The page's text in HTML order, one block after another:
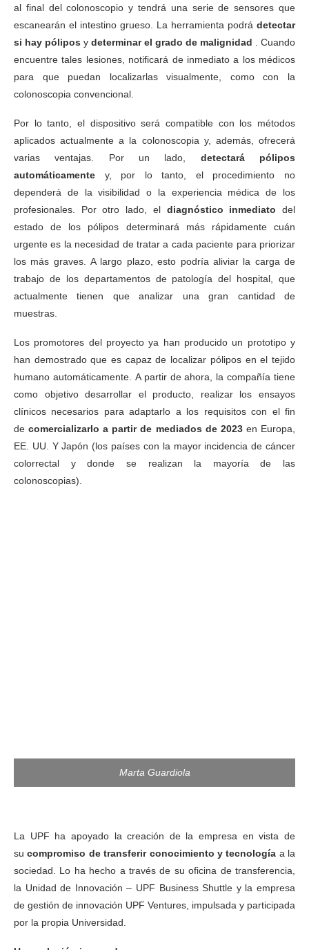
al final del colonoscopio y tendrá una serie de sensores que
escanearán el intestino grueso. La herramienta podrá detectar
si hay pólipos y determinar el grado de malignidad . Cuando
encuentre tales lesiones, notificará de inmediato a los médicos
para que puedan localizarlas visualmente, como con la
colonoscopia convencional.
Por lo tanto, el dispositivo será compatible con los métodos
aplicados actualmente a la colonoscopia y, además, ofrecerá
varias ventajas. Por un lado, detectará pólipos
automáticamente y, por lo tanto, el procedimiento no
dependerá de la visibilidad o la experiencia médica de los
profesionales. Por otro lado, el diagnóstico inmediato del
estado de los pólipos determinará más rápidamente cuán
urgente es la necesidad de tratar a cada paciente para priorizar
los más graves. A largo plazo, esto podría aliviar la carga de
trabajo de los departamentos de patología del hospital, que
actualmente tienen que analizar una gran cantidad de
muestras.
Los promotores del proyecto ya han producido un prototipo y
han demostrado que es capaz de localizar pólipos en el tejido
humano automáticamente. A partir de ahora, la compañía tiene
como objetivo desarrollar el producto, realizar los ensayos
clínicos necesarios para adaptarlo a los requisitos con el fin
decomercializarlo a partir de mediados de 2023en Europa,
EE. UU. Y Japón (los países con la mayor incidencia de cáncer
colorrectal y donde se realizan la mayoría de las
colonoscopias).
Marta Guardiola
La UPF ha apoyado la creación de la empresa en vista de
sucompromiso de transferir conocimiento y tecnología a la
sociedad. Lo ha hecho a través de su oficina de transferencia,
la Unidad de Innovación – UPF Business Shuttle y la empresa
de gestión de innovación UPF Ventures, impulsada y participada
por la propia Universidad.